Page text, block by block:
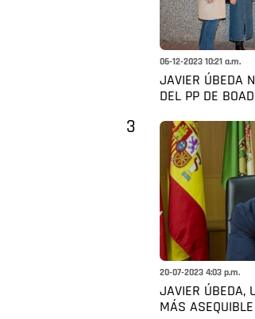
06-12-2023 10:21 a.m.
JAVIER ÚBEDA
DEL PP DE
3
20-07-2023 4:03 p.m.
JAVIER ÚBEDA,
MÁS ASEQUIBLE